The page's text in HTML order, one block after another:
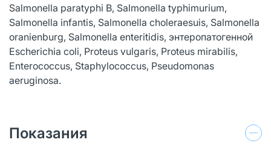
Salmonella paratyphi B, Salmonella typhimurium,
Salmonella infantis, Salmonella choleraesuis, Salmonella
oranienburg, Salmonella enteritidis, энтеропатогенной
Escherichia coli, Proteus vulgaris, Proteus mirabilis,
Enterococcus, Staphylococcus, Pseudomonas
aeruginosa.
Показания